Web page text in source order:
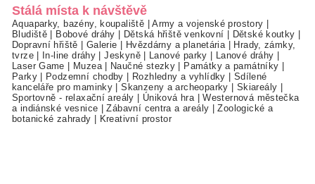
Stálá místa k návštěvě
Aquaparky, bazény, koupaliště |Army a vojenské prostory
Bludiště
Bobové dráhy Dětská hřiště venkovní Dětské koutky
Dopravní hřiště
Galerie Hvězdárny a planetária|
Hrady, zámky,
tvrze| In-line dráhy |Jeskyně| Lanové parky Lanové dráhy
Laser Game
Muzea| Naučné stezky Památky a památníky
Parky| Podzemní chodby Rozhledny a vyhlídky
Sdílené
kanceláře pro maminky |Skanzeny a archeoparky Skiareály
Sportovně - relaxační areály
Úniková hra|Westernová městečka
a indiánské vesnice |Zábavní centra a areály |Zoologické a
botanické zahrady
Kreativní prostor